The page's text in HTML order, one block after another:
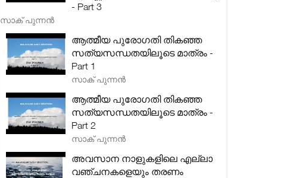
- Part 3
സാക് പുന്നൻ
ആത്മീയ പുരോഗതി തികഞ്ഞ
സത്യസന്ധതയിലൂടെ മാത്രം -
Part 1
സാക് പുന്നൻ
ആത്മീയ പുരോഗതി തികഞ്ഞ
സത്യസന്ധതയിലൂടെ മാത്രം -
Part 2
സാക് പുന്നൻ
അവസാന നാളുകളിലെ എല്ലാ
വഞ്ചനകളെയും തരണം